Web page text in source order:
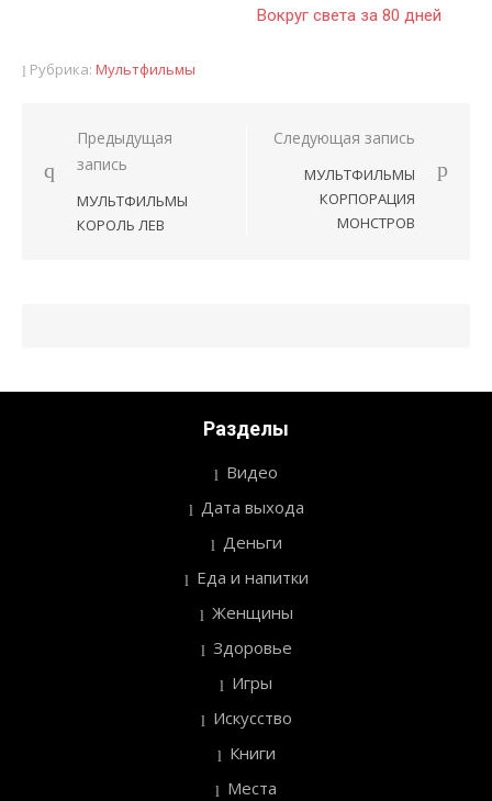
Вокруг света за 80 дней
Рубрика: Мультфильмы
Навигация
записям
Предыдущая
запись
МУЛЬТФИЛЬМЫ
КОРОЛЬ ЛЕВ
Следующая запись
МУЛЬТФИЛЬМЫ
КОРПОРАЦИЯ
МОНСТРОВ
Разделы
Видео
Дата выхода
Деньги
Еда и напитки
Женщины
Здоровье
Игры
Искусство
Книги
Места